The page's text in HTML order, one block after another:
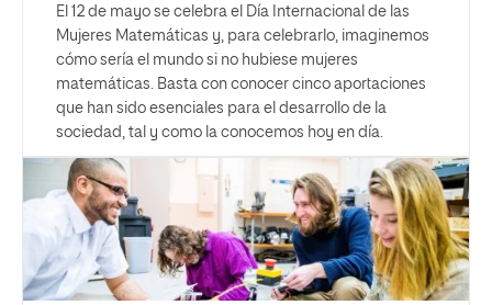
El 12 de mayo se celebra el Día Internacional de las
Mujeres Matemáticas y, para celebrarlo, imaginemos
cómo sería el mundo si no hubiese mujeres
matemáticas. Basta con conocer cinco aportaciones
que han sido esenciales para el desarrollo de la
sociedad, tal y como la conocemos hoy en día.